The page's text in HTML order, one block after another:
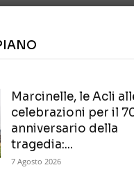
Marcinelle, le Acli
celebrazioni per il
anniversario della
tragedia:...
7 Agosto 2026